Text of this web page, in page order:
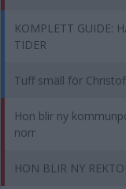
KOMPLETT GUIDE:
TIDER
Tuff smäll för
Hon blir ny
norr
HON BLIR NY